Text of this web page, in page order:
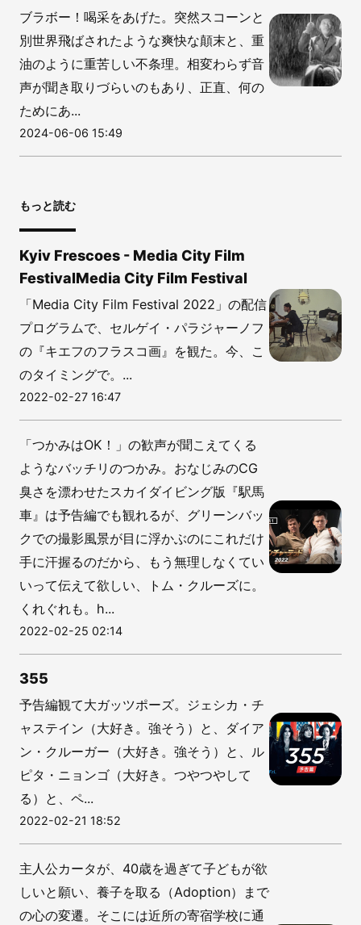
ブラボー！喝采をあげた。突然スコーンと
別世界飛ばされたような爽快な顛末と、重
油のように重苦しい不条理。相変わらず音
声が聞き取りづらいのもあり、正直、何の
ためにあ...
2024-06-06 15:49
もっと読む
Kyiv Frescoes - Media City Film
FestivalMedia City Film Festival
「Media City Film Festival 2022」の配信
プログラムで、セルゲイ・パラジャーノフ
の『キエフのフラスコ画』を観た。今、こ
のタイミングで。...
2022-02-27 16:47
「つかみはOK！」の歓声が聞こえてくる
ようなバッチリのつかみ。おなじみのCG
臭さを漂わせたスカイダイビング版『駅馬
車』は予告編でも観れるが、グリーンバッ
クでの撮影風景が目に浮かぶのにこれだけ
手に汗握るのだから、もう無理しなくてい
いって伝えて欲しい、トム・クルーズに。
くれぐれも。h...
2022-02-25 02:14
355
予告編観て大ガッツポーズ。ジェシカ・チ
ャステイン（大好き。強そう）と、ダイア
ン・クルーガー（大好き。強そう）と、ル
ピタ・ニョンゴ（大好き。つやつやして
る）と、ペ...
2022-02-21 18:52
主人公カータが、40歳を過ぎて子どもが欲
しいと願い、養子を取る（Adoption）まで
の心の変遷。そこには近所の寄宿学校に通